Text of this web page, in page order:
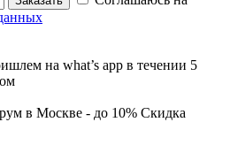
на what’s app в течении 5
в Москве - до 10% Скидка